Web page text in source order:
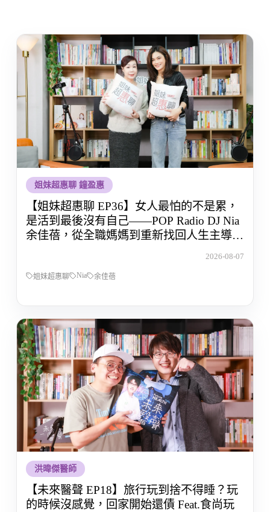
姐妹超惠聊 鐘盈惠
【姐妹超惠聊 EP36】女人最怕的不是累，
是活到最後沒有自己——POP Radio DJ Nia
余佳蓓，從全職媽媽到重新找回人生主導權
2026-08-07
姐妹超惠聊 Nia 余佳蓓
洪暐傑醫師
【未來醫聲 EP18】旅行玩到捨不得睡？玩
的時候沒感覺，回家開始還債 Feat.食尚玩